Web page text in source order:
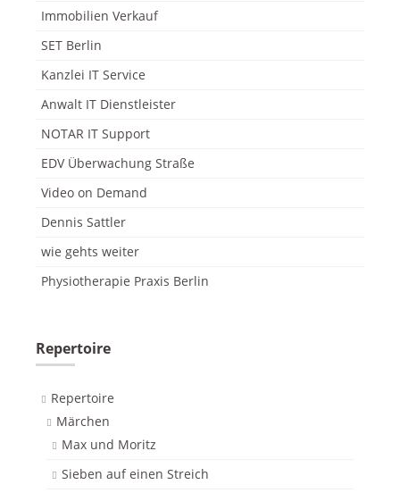
Immobilien Verkauf
SET Berlin
Kanzlei IT Service
Anwalt IT Dienstleister
NOTAR IT Support
EDV Überwachung Straße
Video on Demand
Dennis Sattler
wie gehts weiter
Physiotherapie Praxis Berlin
Repertoire
Repertoire
Märchen
Max und Moritz
Sieben auf einen Streich